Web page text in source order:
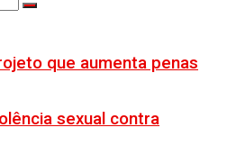
que aumenta penas
sexual contra